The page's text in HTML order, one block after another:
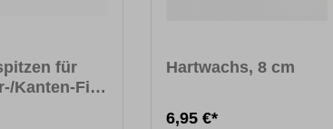
für
Kanten-Fix
Hartwachs, 8 cm
6,95 €*